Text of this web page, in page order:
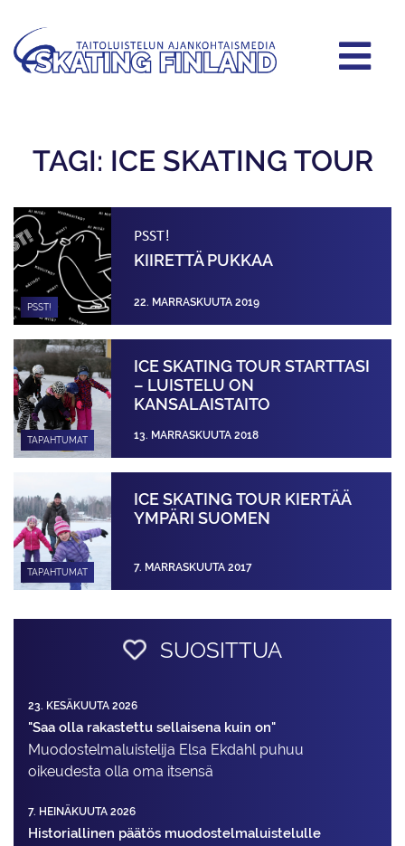
TAGI: ICE SKATING TOUR
PSST!
PSST!
KIIRETTÄ PUKKAA
22. MARRASKUUTA 2019
TAPAHTUMAT
ICE SKATING TOUR STARTTASI
– LUISTELU ON
KANSALAISTAITO
13. MARRASKUUTA 2018
TAPAHTUMAT
ICE SKATING TOUR KIERTÄÄ
YMPÄRI SUOMEN
7. MARRASKUUTA 2017
SUOSITTUA
23. KESÄKUUTA 2026
"Saa olla rakastettu sellaisena kuin on"
Muodostelma­luistelija Elsa Ekdahl puhuu
oikeudesta olla oma itsensä
7. HEINÄKUUTA 2026
Historiallinen päätös muodostelmaluistelulle